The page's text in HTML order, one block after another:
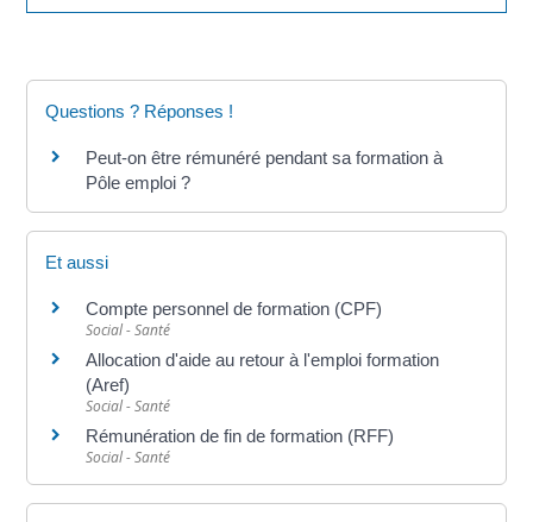
Questions ? Réponses !
Peut-on être rémunéré pendant sa formation à
Pôle emploi ?
Et aussi
Compte personnel de formation (CPF)
Social - Santé
Allocation d'aide au retour à l'emploi formation
(Aref)
Social - Santé
Rémunération de fin de formation (RFF)
Social - Santé